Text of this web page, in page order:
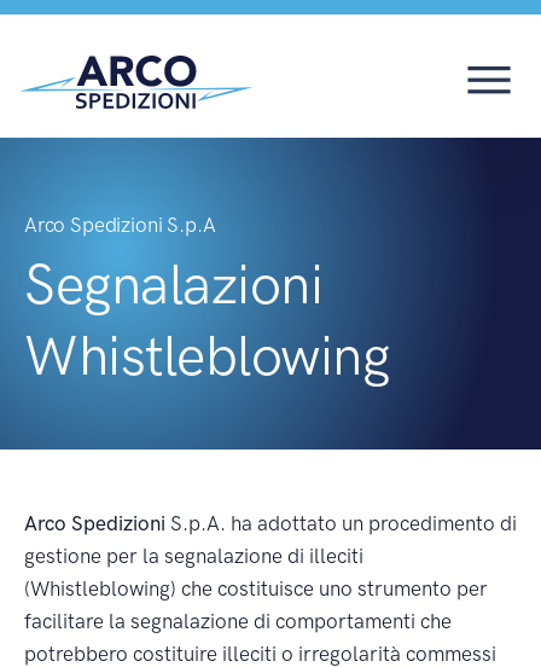
Arco Spedizioni S.p.A
Segnalazioni
Whistleblowing
Arco Spedizioni S.p.A. ha adottato un procedimento di
gestione per la segnalazione di illeciti
(Whistleblowing) che costituisce uno strumento per
facilitare la segnalazione di comportamenti che
potrebbero costituire illeciti o irregolarità commessi